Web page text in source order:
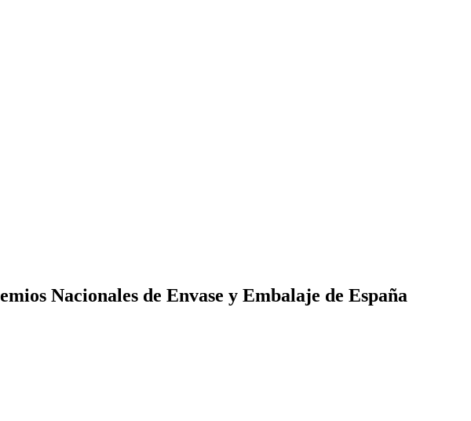
Nacionales de Envase y Embalaje de España